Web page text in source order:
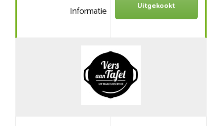
Informatie Uitgekookt